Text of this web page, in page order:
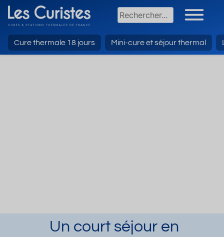
Cure thermale 18 jours Mini-cure et séjour thermal
Un court séjour en